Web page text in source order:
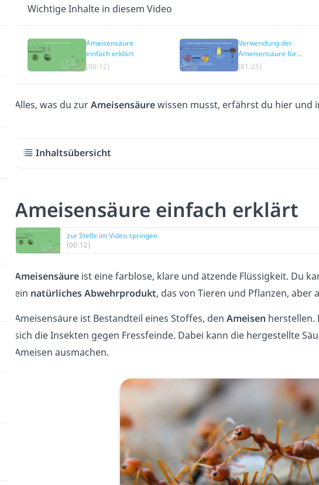
Wichtige Inhalte in diesem Video
Ameisensäure
einfach erklärt
(00:12)
Verwendung der
Ameisensäure für
den Menschen
(01:25)
Alles, was du zurAmeisensäurewissen musst, erfährst du hier und
Inhaltsübersicht
Ameisensäure einfach erklärt
zur Stelle im Video springen
(00:12)
Ameisensäure ist eine farblose, klare und ätzende Flüssigkeit. Du
ein natürliches Abwehrprodukt, das von Tieren und Pflanzen,
Ameisensäure ist Bestandteil eines Stoffes, den Ameisen herstellen.
sich die Insekten gegen Fressfeinde. Dabei kann die hergestellte
Ameisen ausmachen.